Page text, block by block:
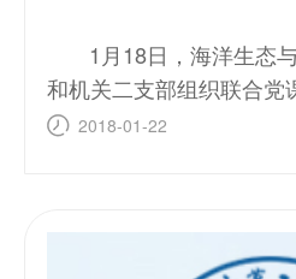
1月18日，海洋生态与
和机关二支部组织联合党
九大精神，推进“两学一做
2018-01-22